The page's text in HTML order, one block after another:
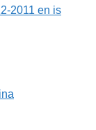
2011 en is